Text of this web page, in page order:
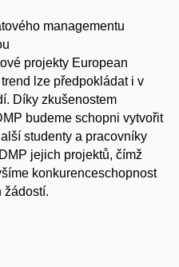
managementu
projekty European
lze předpokládat i v
Díky zkušenostem
budeme schopni vytvořit
studenty a pracovníky
jejich projektů, čímž
konkurenceschopnost
žádostí.